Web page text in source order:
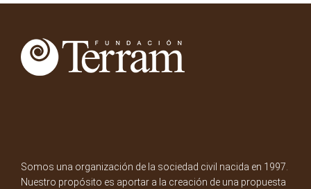
Somos una organización de la sociedad civil nacida en 1997.
Nuestro propósito es aportar a la creación de una propuesta